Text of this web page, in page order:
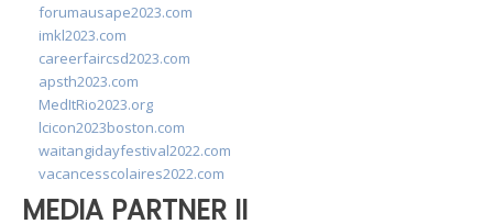
forumausape2023.com
imkl2023.com
careerfaircsd2023.com
apsth2023.com
MedItRio2023.org
lcicon2023boston.com
waitangidayfestival2022.com
vacancesscolaires2022.com
MEDIA PARTNER II